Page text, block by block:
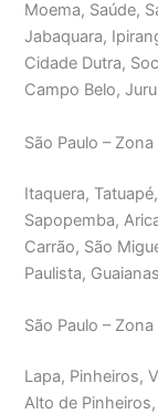
Moema, Saúde,
Jabaquara,
Cidade Dutra,
Campo Belo,
São Paulo –
Itaquera,
Sapopemba,
Carrão, São
Paulista,
São Paulo –
Lapa, Pinheiros,
Alto de